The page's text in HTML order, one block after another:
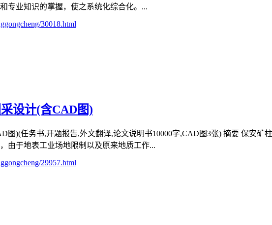
专业知识的掌握，使之系统化综合化。...
30018.html
设计(含CAD图)
图)(任务书,开题报告,外文翻译,论文说明书10000字,CAD图3张) 摘要 保安
由于地表工业场地限制以及原来地质工作...
29957.html